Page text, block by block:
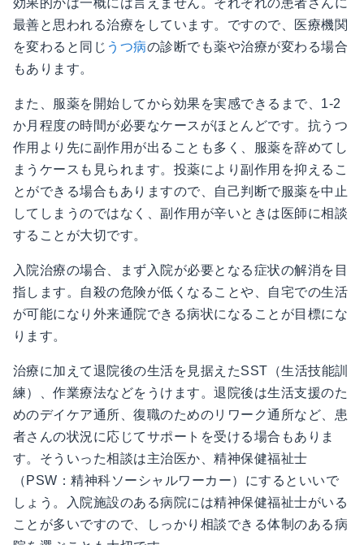
効果的かは一概には言えません。それぞれの患者さんに
最善と思われる治療をしています。ですので、医療機関
を変わると同じ うつ病の診断でも薬や治療が変わる場合
もあります。
また、服薬を開始してから効果を実感できるまで、1-2
か月程度の時間が必要なケースがほとんどです。抗うつ
作用より先に副作用が出ることも多く、服薬を辞めてし
まうケースも見られます。投薬により副作用を抑えるこ
とができる場合もありますので、自己判断で服薬を中止
してしまうのではなく、副作用が辛いときは医師に相談
することが大切です。
入院治療の場合、まず入院が必要となる症状の解消を目
指します。自殺の危険が低くなることや、自宅での生活
が可能になり外来通院できる病状になることが目標にな
ります。
治療に加えて退院後の生活を見据えたSST（生活技能訓
練）、作業療法などをうけます。退院後は生活支援のた
めのデイケア通所、復職のためのリワーク通所など、患
者さんの状況に応じてサポートを受ける場合もありま
す。そういった相談は主治医か、精神保健福祉士
（PSW：精神科ソーシャルワーカー）にするといいで
しょう。入院施設のある病院には精神保健福祉士がいる
ことが多いですので、しっかり相談できる体制のある病